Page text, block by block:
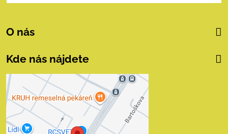
O nás
Kde nás nájdete
Externý obsah je
blokovaný Voľbami
súkromia